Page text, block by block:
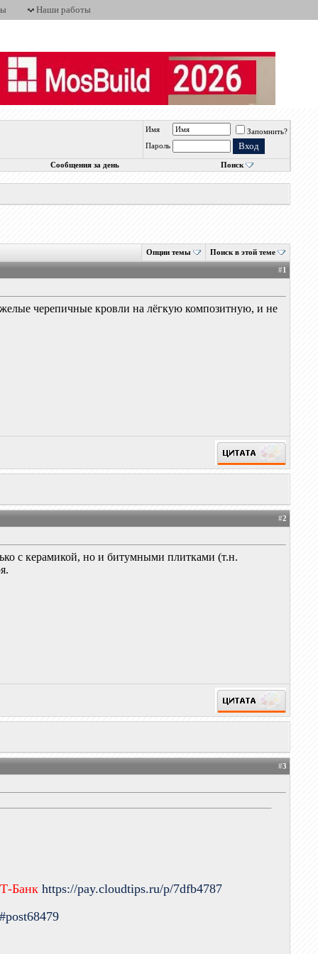
Наши работы
Имя
Запомнить?
Пароль
Сообщения за день Поиск
Опции темы Поиск в этой теме
#1
черепичные кровли на лёгкую композитную, и не
#2
с керамикой, но и битумными плитками (т.н.
#3
Т-Банкhttps://pay.cloudtips.ru/p/7dfb4787